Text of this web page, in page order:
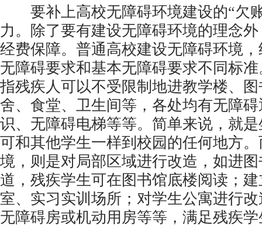
要补上高校无障碍环境建设的“欠
力。除了要有建设无障碍环境的理念
经费保障。普通高校建设无障碍环境
无障碍要求和基本无障碍要求不同标
指残疾人可以不受限制地进教学楼、
舍、食堂、卫生间等，各处均有无障
识、无障碍电梯等等。简单来说，就
可和其他学生一样到校园的任何地方
境，则是对局部区域进行改造，如进
道，残疾学生可在图书馆底楼阅读；
室、实习实训场所；对学生公寓进行
无障碍房或机动用房等等，满足残疾